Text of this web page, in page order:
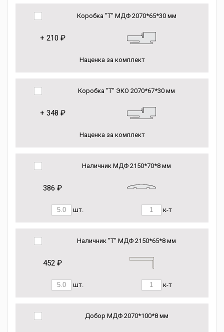
Коробка "Т" МДФ 2070*65*30 мм
+ 210 ₽
Наценка за комплект
Коробка "Т" ЭКО 2070*67*30 мм
+ 348 ₽
Наценка за комплект
Наличник МДФ 2150*70*8 мм
386 ₽
шт. к-т
Наличник "Т" МДФ 2150*65*8 мм
452 ₽
шт. к-т
Добор МДФ 2070*100*8 мм